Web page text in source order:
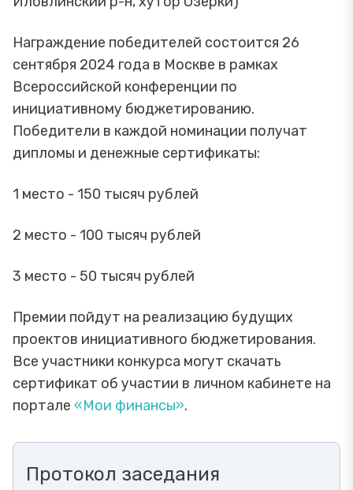
Награждение победителей состоится 26
сентября 2024 года в Москве в рамках
Всероссийской конференции по
инициативному бюджетированию.
Победители в каждой номинации получат
дипломы и денежные сертификаты:
1 место - 150 тысяч рублей
2 место - 100 тысяч рублей
3 место - 50 тысяч рублей
Премии пойдут на реализацию будущих
проектов инициативного бюджетирования.
Все участники конкурса могут скачать
сертификат об участии в личном кабинете на
портале «Мои финансы».
Протокол заседания